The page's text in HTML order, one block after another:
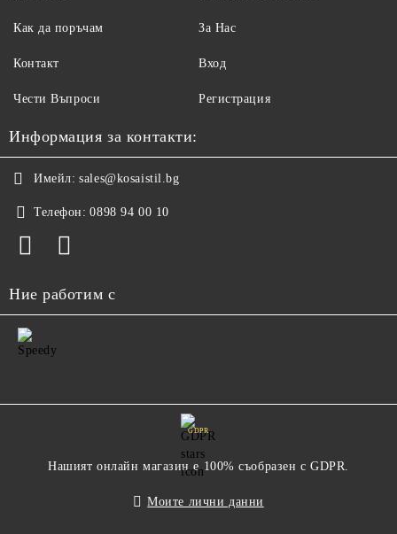
Как да поръчам
Контакт
Чести Въпроси
За Нас
Вход
Регистрация
Информация за контакти:
Имейл: sales@kosaistil.bg
Телефон: 0898 94 00 10
Ние работим с
GDPR
Нашият онлайн магазин е 100% съобразен с GDPR.
Моите лични данни